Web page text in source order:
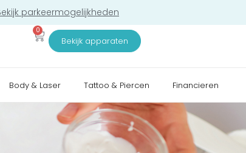
parkeermogelijkheden
0
Bekijk apparaten
Body & Laser Tattoo & Piercen Financieren